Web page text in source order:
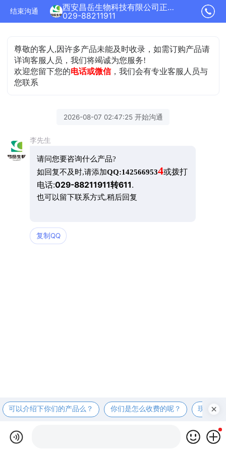
结束沟通
西安昌岳生物科技有限公司正在为您服务
029-88211911
尊敬的客人,因许多产品未能及时收录，如需订购产品请
详询客服人员，我们将竭诚为您服务!
欢迎您留下您的电话或微信，我们会有专业客服人员与
您联系
2026-08-07 02:47:25 开始沟通
李先生
请问您要咨询什么产品?
如回复不及时,请添加QQ:1425669534或拨打
电话:029-88211911转611.
也可以留下联系方式,稍后回复
复制QQ
可以介绍下你们的产品么？ 你们是怎么收费的呢？ 现在有